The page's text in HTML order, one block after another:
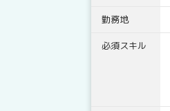
勤務地
必須スキル